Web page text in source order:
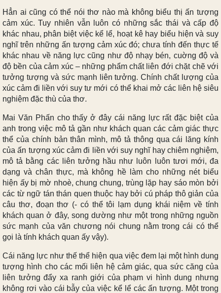
Hẳn ai cũng có thể nói thơ nào mà không biểu thị ấn tượng
cảm xúc. Tuy nhiên vẫn luôn có những sắc thái và cấp độ
khác nhau, phân biệt việc kể lể, hoạt kê hay biểu hiện và suy
nghĩ trên những ấn tượng cảm xúc đó; chưa tính đến thực tế
khác nhau về năng lực cũng như độ nhạy bén, cuờng độ và
độ bền của cảm xúc – những phẩm chất liên đới chặt chẽ với
tưởng tượng và sức mạnh liên tưởng. Chính chất lượng của
xúc cảm đi liền với suy tư mới có thể khai mở các liên hệ siêu
nghiệm đặc thù của thơ.
Mai Văn Phấn cho thấy ở đây cái năng lực rất đặc biệt của
anh trong việc mô tả gần như khách quan các cảm giác thực
thể của chính bản thân mình, mô tả thông qua cái lăng kính
của ấn tượng xúc cảm đi liền với suy nghĩ hay chiêm nghiệm,
mô tả bằng các liên tưởng hầu như luôn luôn tươi mới, đa
dạng và chân thực, mà không hề làm cho những nét biểu
hiện ấy bị mờ nhoè, chung chung, trùng lặp hay sáo mòn bởi
các từ ngữ tán thán quen thuộc hay bởi cú pháp thô giản của
câu thơ, đoạn thơ (- có thể tôi lạm dụng khái niệm về tính
khách quan ở đây, song dường như một trong những nguồn
sức mạnh của văn chương nói chung nằm trong cái có thể
gọi là tính khách quan ấy vậy).
Cái năng lực như thế thể hiện qua việc đem lại một hình dung
tượng hình cho các mối liên hệ cảm giác, qua sức căng của
liên tưởng đẩy xa ranh giới của phạm vi hình dung nhưng
không rơi vào cái bẫy của việc kể lể các ấn tượng. Một trong